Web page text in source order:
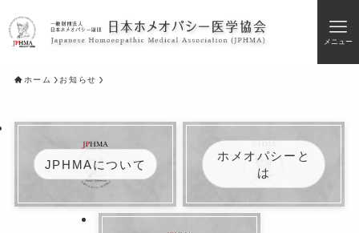
メニュー
ホーム お知らせ
JPHMAについて
ホメオパシーと
は